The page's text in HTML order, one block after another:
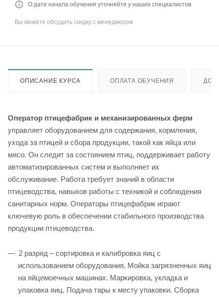
О дате начала обучения уточняйте у наших специалистов
Вы можете обсудить скидку с менеджером
ОПИСАНИЕ КУРСА ОПЛАТА ОБУЧЕНИЯ
Оператор птицефабрик и механизированных ферм
управляет оборудованием для содержания, кормления,
ухода за птицей и сбора продукции, такой как яйца или
мясо. Он следит за состоянием птиц, поддерживает работу
автоматизированных систем и выполняет их
обслуживание. Работа требует знаний в области
птицеводства, навыков работы с техникой и соблюдения
санитарных норм. Операторы птицефабрик играют
ключевую роль в обеспечении стабильного производства
продукции птицеводства.
2 разряд – сортировка и калибровка яиц с
использованием оборудования. Мойка загрязненных яиц
на яйцемоечных машинах. Маркировка, укладка и
упаковка яиц. Подача тары к месту упаковки. Сборка